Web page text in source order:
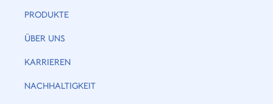
PRODUKTE
ÜBER UNS
KARRIEREN
NACHHALTIGKEIT